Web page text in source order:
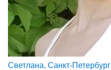
Светлана, Санкт-Петербург